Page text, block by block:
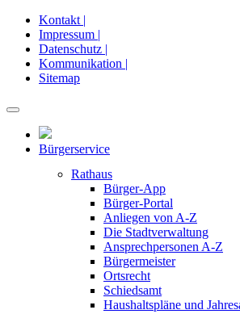
Kontakt |
Impressum |
Datenschutz |
Kommunikation |
Sitemap
Bürgerservice
Rathaus
Bürger-App
Bürger-Portal
Anliegen von A-Z
Die Stadtverwaltung
Ansprechpersonen A-Z
Bürgermeister
Ortsrecht
Schiedsamt
Haushaltspläne und